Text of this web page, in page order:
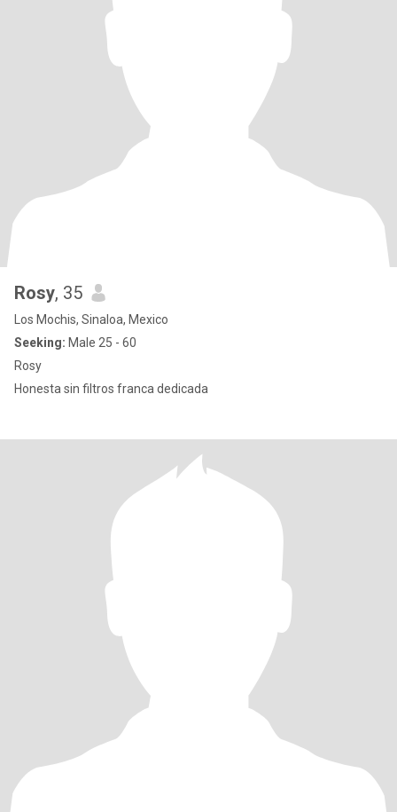
Rosy, 35
Los Mochis, Sinaloa, Mexico
Seeking: Male 25 - 60
Rosy
Honesta sin filtros franca dedicada